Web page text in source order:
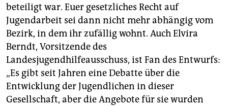
beteiligt war. Euer gesetzliches Recht auf
Jugendarbeit sei dann nicht mehr abhängig vom
Bezirk, in dem ihr zufällig wohnt. Auch Elvira
Berndt, Vorsitzende des
Landesjugendhilfeausschuss, ist Fan des Entwurfs:
„Es gibt seit Jahren eine Debatte über die
Entwicklung der Jugendlichen in dieser
Gesellschaft, aber die Angebote für sie wurden